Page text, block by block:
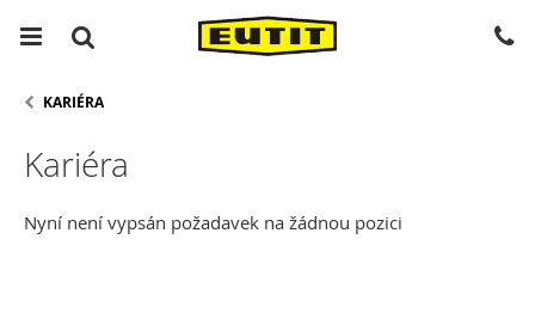
KARIÉRA
Kariéra
Nyní není vypsán požadavek na žádnou pozici